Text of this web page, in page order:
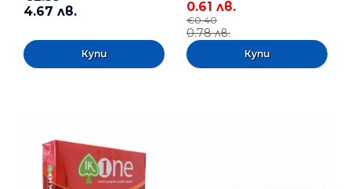
4.67 лв.
0.61 лв.
€0.40
0.78 лв.